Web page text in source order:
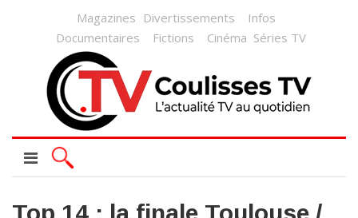
Magazines Divertissements
Infos
Documentaires
Fictions Cinéma Séries TV